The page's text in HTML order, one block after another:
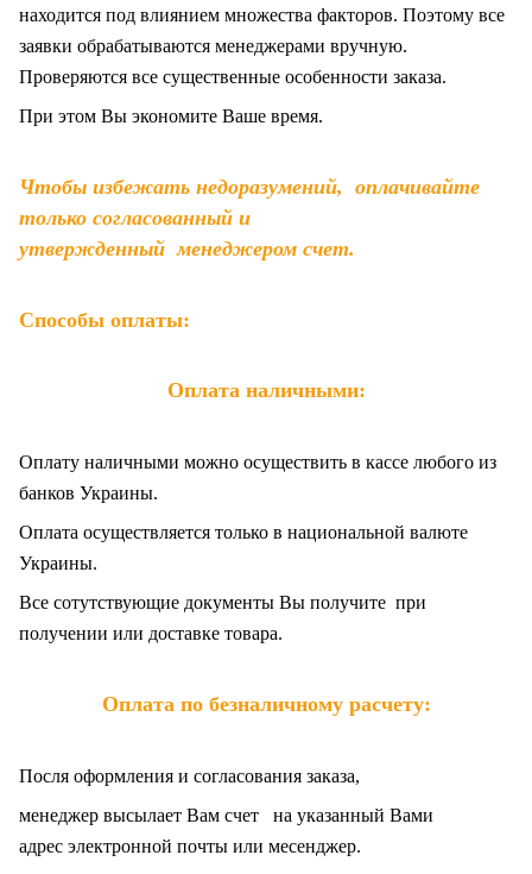
находится под влиянием множества факторов. Поэтому все
заявки обрабатываются менеджерами вручную.
Проверяются все существенные особенности заказа.
При этом Вы экономите Ваше время.
Чтобы избежать недоразумений, оплачивайте
только согласованный и
утвержденный менеджером счет.
Способы оплаты:
Оплата наличными:
Оплату наличными можно осуществить в кассе любого из
банков Украины.
Оплата осуществляется только в национальной валюте
Украины.
Все сотутствующие документы Вы получите при
получении или доставке товара.
Оплата по безналичному расчету:
Посля оформления и согласования заказа,
менеджер высылает Вам счет на указанный Вами
адрес электронной почты или месенджер.